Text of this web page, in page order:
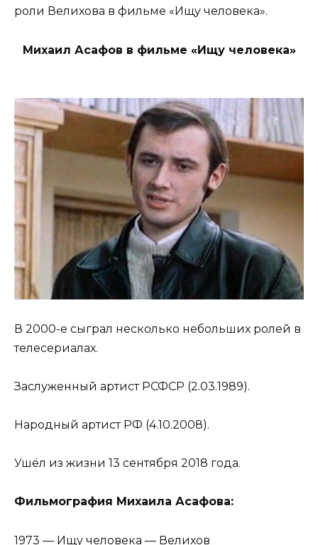
роли Велихова в фильме «Ищу человека».
Михаил Асафов в фильме «Ищу человека»
В 2000-е сыграл несколько небольших ролей в
телесериалах.
Заслуженный артист РСФСР (2.03.1989).
Народный артист РФ (4.10.2008).
Ушёл из жизни 13 сентября 2018 года.
Фильмография Михаила Асафова:
1973 — Ищу человека — Велихов